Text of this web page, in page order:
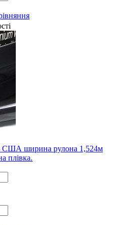
США ширина рулона 1,524м
плівка.